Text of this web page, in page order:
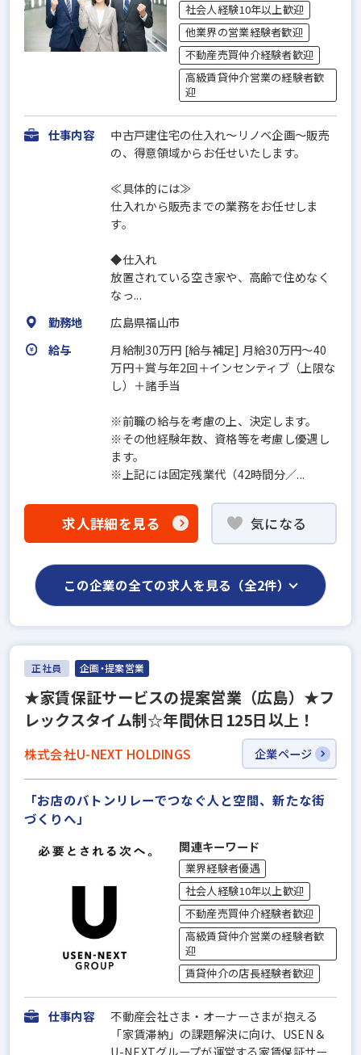
社会人経験10年以上歓迎
他業界の営業経験者歓迎
不動産売買仲介経験者歓迎
高級賃貸仲介営業の経験者歓
迎
仕事内容
中古戸建住宅の仕入れ～リノベ企画～販売
の、得意領域からお任せいたします。
≪具体的には≫
仕入れから販売までの業務をお任せしま
す。
◆仕入れ
放置されている空き家や、高齢で住めなく
なっ...
勤務地
広島県福山市
給与
月給制30万円 [給与補足] 月給30万円～40
万円＋賞与年2回＋インセンティブ（上限な
し）＋諸手当
※前職の給与を考慮の上、決定します。
※その他経験年数、資格等を考慮し優遇し
ます。
※上記には固定残業代（42時間分／...
求人詳細を見る 気になる
この企業の全ての求人を見る（全2件）
正社員 企画・提案営業
★家賃保証サービスの提案営業（広島）★フ
レックスタイム制☆年間休日125日以上！
株式会社U-NEXT HOLDINGS 企業ページ
「お店のバトンリレーでつなぐ人と空間、新たな街
づくりへ」
関連キーワード
業界経験者優遇
社会人経験10年以上歓迎
不動産売買仲介経験者歓迎
高級賃貸仲介営業の経験者歓
迎
賃貸仲介の店長経験者歓迎
仕事内容
不動産会社さま・オーナーさまが抱える
「家賃滞納」の課題解決に向け、USEN＆
U-NEXTグループが運営する家賃保証サー